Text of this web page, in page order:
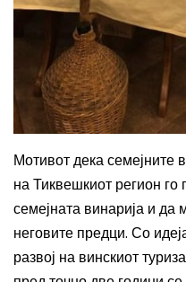
Мотивот дека семејните
на Тиквешкиот регион го
семејната винарија и да
неговите предци. Со
развој на винскиот